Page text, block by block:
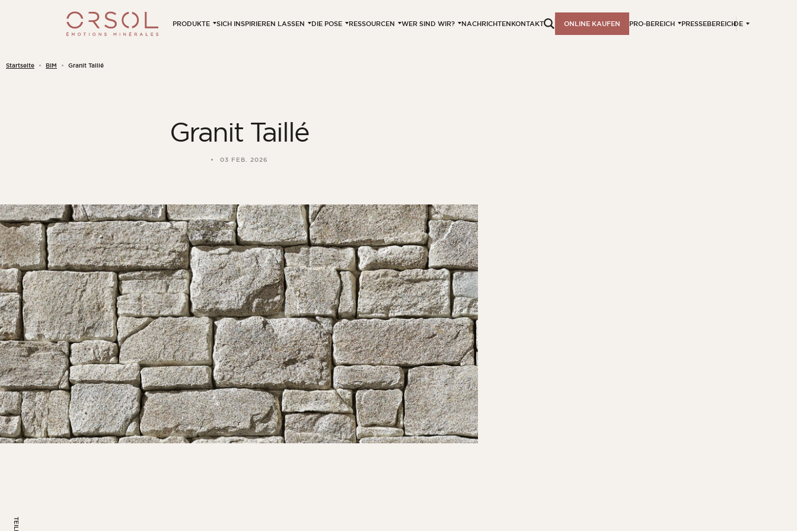
PRODUKTE SICH INSPIRIEREN LASSEN DIE POSE RESSOURCEN WER SIND WIR? NACHRICHTENKONTAKT ONLINE KAUFEN PRO-BEREICH PRESSEBEREICHDE
Startseite BIM Granit Taillé
Granit Taillé
03 FEB. 2026